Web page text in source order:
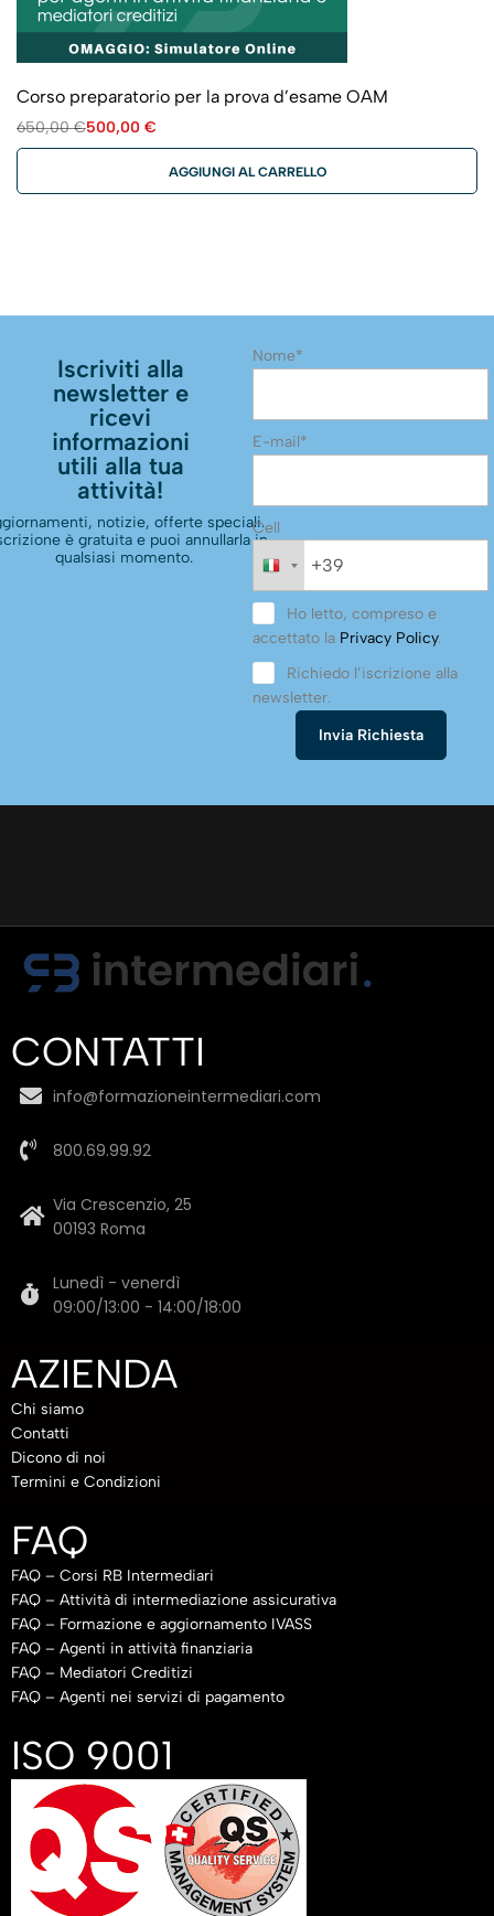
Corso preparatorio per la prova d’esame OAM
650,00€500,00 €
AGGIUNGI AL CARRELLO
Iscriviti alla
newsletter e
ricevi
informazioni
utili alla tua
attività!
notizie, offerte speciali.
è gratuita e puoi annullarla in
qualsiasi momento.
Nome*
E-mail*
Cell
Ho letto, compreso e
accettato la Privacy Policy.
Richiedo l’iscrizione alla
newsletter.
CONTATTI
info@formazioneintermediari.com
800.69.99.92
Via Crescenzio, 25
00193 Roma
Lunedì - venerdì
09:00/13:00 - 14:00/18:00
AZIENDA
Chi siamo
Contatti
Dicono di noi
Termini e Condizioni
FAQ
FAQ – Corsi RB Intermediari
FAQ – Attività di intermediazione assicurativa
FAQ – Formazione e aggiornamento IVASS
FAQ – Agenti in attività finanziaria
FAQ – Mediatori Creditizi
FAQ – Agenti nei servizi di pagamento
ISO 9001